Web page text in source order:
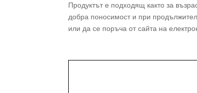
Продуктът е подходящ както за
добра поносимост и при
или да се поръча от сайта на